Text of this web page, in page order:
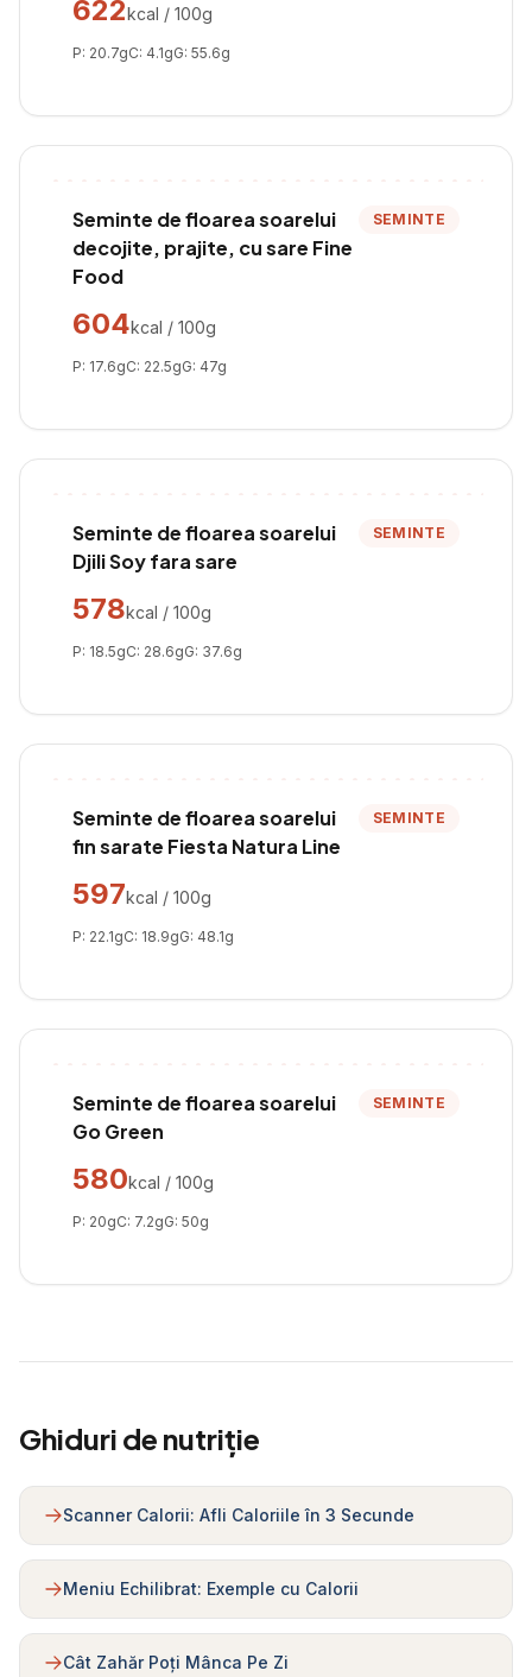
622kcal / 100g
P: 20.7gC: 4.1gG: 55.6g
Seminte de floarea soarelui
decojite, prajite, cu sare Fine
Food
SEMINTE
604kcal / 100g
P: 17.6gC: 22.5gG: 47g
Seminte de floarea soarelui
Djili Soy fara sare
SEMINTE
578kcal / 100g
P: 18.5gC: 28.6gG: 37.6g
Seminte de floarea soarelui
fin sarate Fiesta Natura Line
SEMINTE
597kcal / 100g
P: 22.1gC: 18.9gG: 48.1g
Seminte de floarea soarelui
Go Green
SEMINTE
580kcal / 100g
P: 20gC: 7.2gG: 50g
Ghiduri de nutriție
Scanner Calorii: Afli Caloriile în 3 Secunde
Meniu Echilibrat: Exemple cu Calorii
Cât Zahăr Poți Mânca Pe Zi